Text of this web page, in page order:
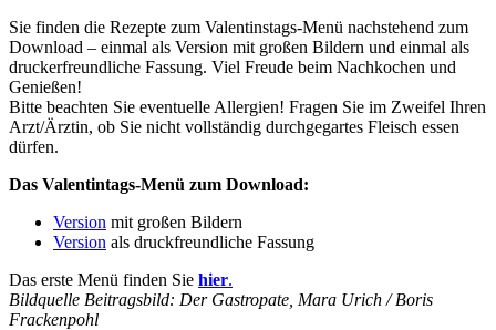
Sie finden die Rezepte zum Valentinstags-Menü nachstehend zum
Download – einmal als Version mit großen Bildern und einmal als
druckerfreundliche Fassung. Viel Freude beim Nachkochen und
Genießen!
Bitte beachten Sie eventuelle Allergien! Fragen Sie im Zweifel Ihren
Arzt/Ärztin, ob Sie nicht vollständig durchgegartes Fleisch essen
dürfen.
Das Valentintags-Menü zum Download:
Version mit großen Bildern
Version als druckfreundliche Fassung
Das erste Menü finden Sie hier.
Bildquelle Beitragsbild: Der Gastropate, Mara Urich / Boris
Frackenpohl